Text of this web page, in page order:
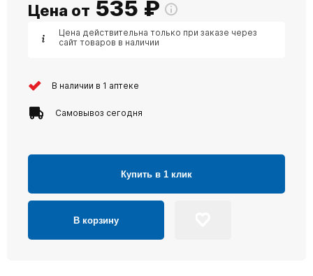
Цена от 535 ₽
Цена действительна только при заказе через
сайт товаров в наличии
В наличии в 1 аптеке
Самовывоз сегодня
Купить в 1 клик
В корзину